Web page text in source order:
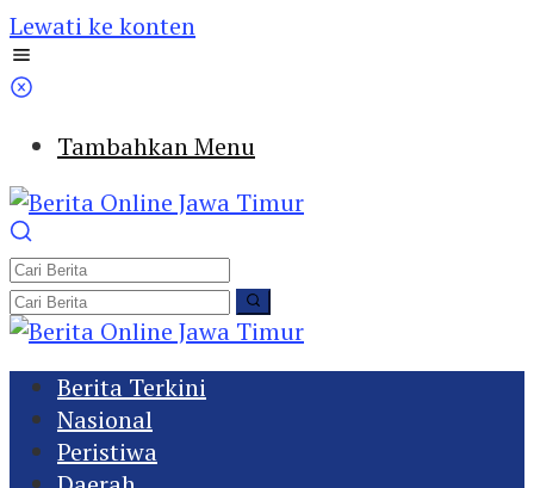
Lewati ke konten
Tambahkan Menu
Berita Terkini
Nasional
Peristiwa